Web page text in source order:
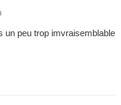
un peu trop imvraisemblable